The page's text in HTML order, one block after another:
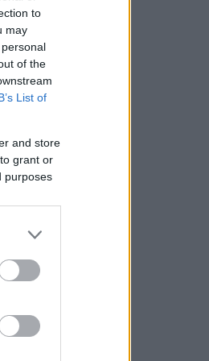
to
may
of the
List of
and store
grant or
purposes